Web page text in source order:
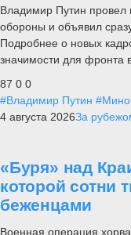
Владимир Путин провел
обороны и объявил
Подробнее о новых
значимости для фронта
87 0 0
#Владимир Путин
4 августа 2026За
«Буря» над
которой сотни
беженцами
Военная операция